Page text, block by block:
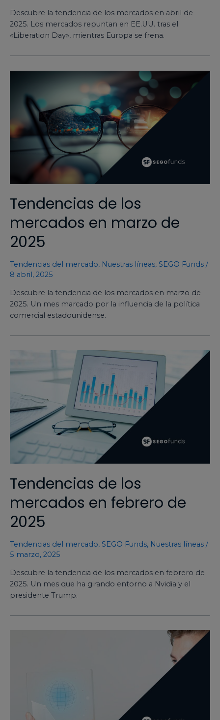
Descubre la tendencia de los mercados en abril de
2025. Los mercados repuntan en EE.UU. tras el
«Liberation Day», mientras Europa se frena.
Tendencias de los
mercados en marzo de
2025
Tendencias del mercado, Nuestras líneas, SEGO Funds /
8 abril, 2025
Descubre la tendencia de los mercados en marzo de
2025. Un mes marcado por la influencia de la política
comercial estadounidense.
Tendencias de los
mercados en febrero de
2025
Tendencias del mercado, SEGO Funds, Nuestras líneas /
5 marzo, 2025
Descubre la tendencia de los mercados en febrero de
2025. Un mes que ha girando entorno a Nvidia y el
presidente Trump.